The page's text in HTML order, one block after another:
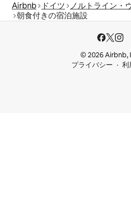
Airbnb ドイツ
ノルトライン・
朝食付きの宿泊施設
© 2026 Airbnb,
プライバシー
利